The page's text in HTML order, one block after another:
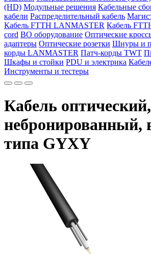
(HD) Модульные решения Кабельные
кабели Распределительный кабель
Кабель FTTH LANMASTER Кабель
cord ВО оборудование Оптические
адаптеры Оптические розетки Шнуры и
корды LANMASTER Патч-корды TWT
Шкафы и стойки PDU и электрика
Инструменты и тестеры
Кабель оптический,
небронированный,
типа GYXY